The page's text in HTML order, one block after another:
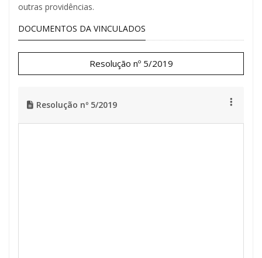
outras providências.
DOCUMENTOS DA VINCULADOS
Resolução nº 5/2019
Resolução nº 5/2019